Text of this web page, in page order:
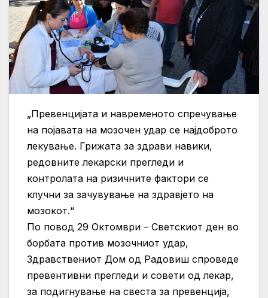
„Превенцијата и навременото спречување
на појавата на мозочен удар се најдоброто
лекување. Грижата за здрави навики,
редовните лекарски прегледи и
контролата на ризичните фактори се
клучни за зачувување на здравјето на
мозокот.“
По повод 29 Октомври – Светскиот ден во
борбата против мозочниот удар,
Здравствениот Дом од Радовиш спроведе
превентивни прегледи и совети од лекар,
за подигнување на свеста за превенција,